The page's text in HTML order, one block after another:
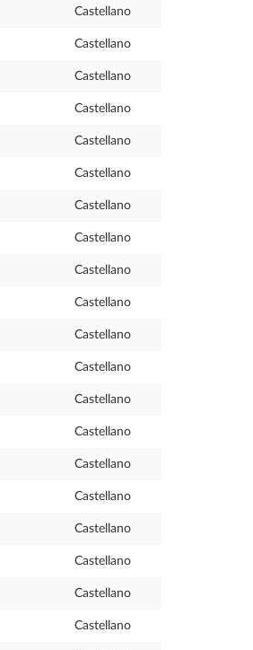
Castellano
Castellano
Castellano
Castellano
Castellano
Castellano
Castellano
Castellano
Castellano
Castellano
Castellano
Castellano
Castellano
Castellano
Castellano
Castellano
Castellano
Castellano
Castellano
Castellano